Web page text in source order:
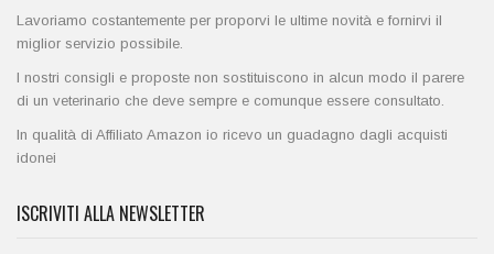
Lavoriamo costantemente per proporvi le ultime novità e fornirvi il
miglior servizio possibile.
I nostri consigli e proposte non sostituiscono in alcun modo il parere
di un veterinario che deve sempre e comunque essere consultato.
In qualità di Affiliato Amazon io ricevo un guadagno dagli acquisti
idonei
ISCRIVITI ALLA NEWSLETTER